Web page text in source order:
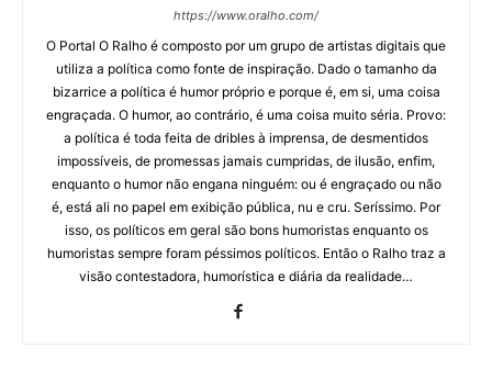
https://www.oralho.com/
O Portal O Ralho é composto por um grupo de artistas digitais que
utiliza a política como fonte de inspiração. Dado o tamanho da
bizarrice a política é humor próprio e porque é, em si, uma coisa
engraçada. O humor, ao contrário, é uma coisa muito séria. Provo:
a política é toda feita de dribles à imprensa, de desmentidos
impossíveis, de promessas jamais cumpridas, de ilusão, enfim,
enquanto o humor não engana ninguém: ou é engraçado ou não
é, está ali no papel em exibição pública, nu e cru. Seríssimo. Por
isso, os políticos em geral são bons humoristas enquanto os
humoristas sempre foram péssimos políticos. Então o Ralho traz a
visão contestadora, humorística e diária da realidade…